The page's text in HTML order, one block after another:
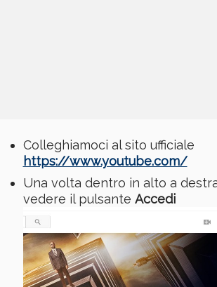
Colleghiamoci al sito ufficiale
https://www.youtube.com/
Una volta dentro in alto a
vedere il pulsante Accedi